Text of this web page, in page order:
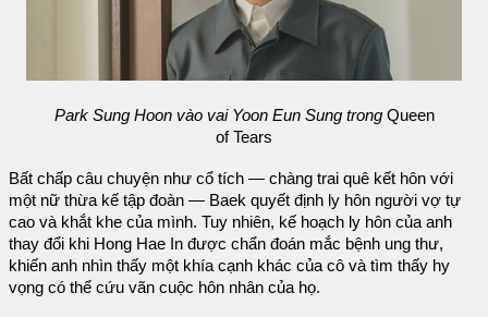
Park Sung Hoon vào vai Yoon Eun Sung trongQueen
of Tears
Bất chấp câu chuyện như cổ tích — chàng trai quê kết hôn với
một nữ thừa kế tập đoàn — Baek quyết định ly hôn người vợ tự
cao và khắt khe của mình. Tuy nhiên, kế hoạch ly hôn của anh
thay đổi khi Hong Hae In được chẩn đoán mắc bệnh ung thư,
khiến anh nhìn thấy một khía cạnh khác của cô và tìm thấy hy
vọng có thể cứu vãn cuộc hôn nhân của họ.